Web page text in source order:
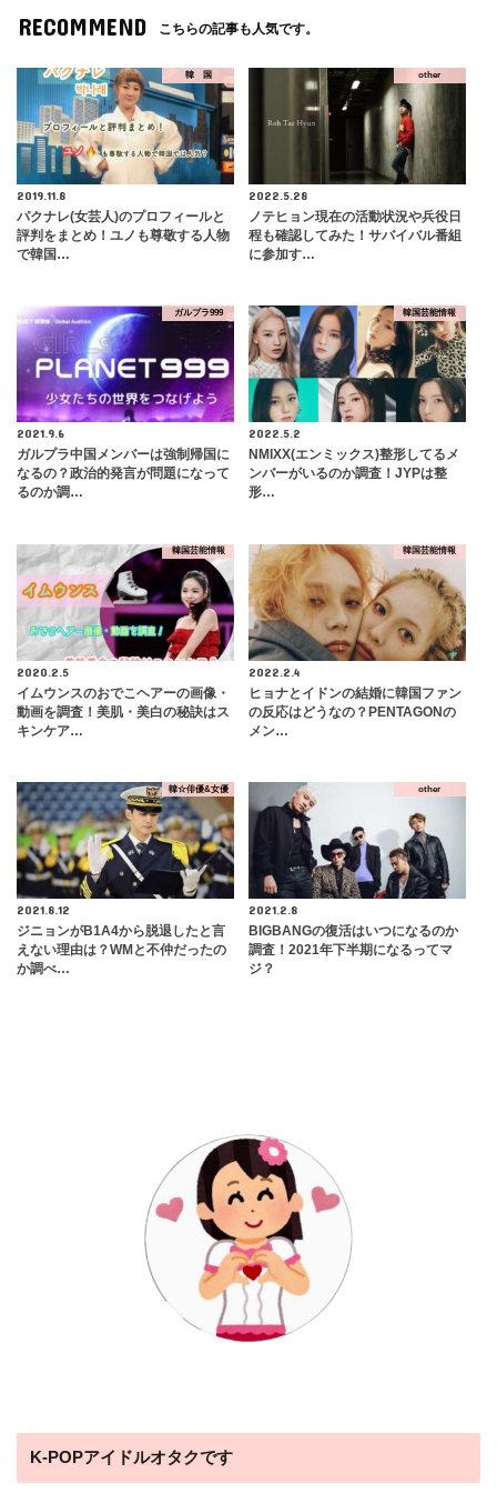
RECOMMEND こちらの記事も人気です。
韓 国
2019.11.8
パクナレ(女芸人)のプロフィールと
評判をまとめ！ユノも尊敬する人物
で韓国…
other
2022.5.28
ノテヒョン現在の活動状況や兵役日
程も確認してみた！サバイバル番組
に参加す…
ガルプラ999
2021.9.6
ガルプラ中国メンバーは強制帰国に
なるの？政治的発言が問題になって
るのか調…
韓国芸能情報
2022.5.2
NMIXX(エンミックス)整形してるメ
ンバーがいるのか調査！JYPは整
形…
韓国芸能情報
2020.2.5
イムウンスのおでこヘアーの画像・
動画を調査！美肌・美白の秘訣はス
キンケア…
韓国芸能情報
2022.2.4
ヒョナとイドンの結婚に韓国ファン
の反応はどうなの？PENTAGONの
メン…
韓☆俳優&女優
2021.8.12
ジニョンがB1A4から脱退したと言
えない理由は？WMと不仲だったの
か調べ…
other
2021.2.8
BIGBANGの復活はいつになるのか
調査！2021年下半期になるってマ
ジ？
K-POPアイドルオタクです